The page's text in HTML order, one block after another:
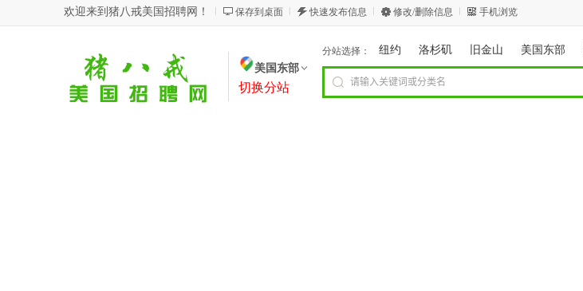
欢迎来到猪八戒美国招聘网！ 保存到桌面 快速发布信息 修改/删除信息 手机浏览
美国东部
切换分站
分站选择： 纽约 洛杉矶 旧金山 美国东部